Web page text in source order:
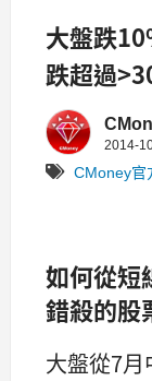
大盤跌
跌超過
去年多
2014-
CMoney官
如何從短
錯殺的股
大盤從7